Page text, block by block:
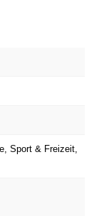
, Sport & Freizeit,